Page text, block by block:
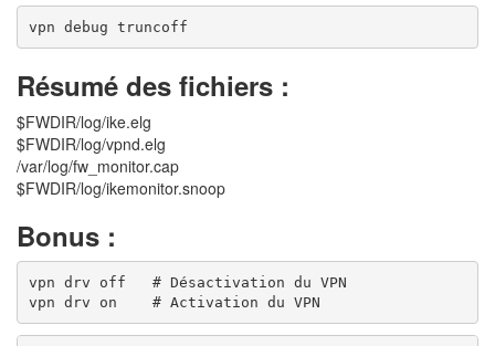
Résumé des fichiers :
$FWDIR/log/ike.elg
$FWDIR/log/vpnd.elg
/var/log/fw_monitor.cap
$FWDIR/log/ikemonitor.snoop
Bonus :
vpn drv off   # Désactivation du VPN